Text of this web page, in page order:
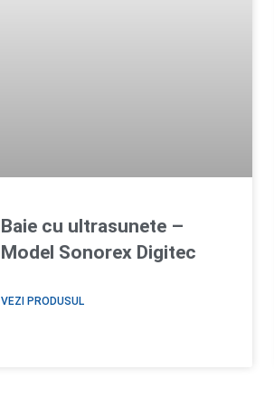
Baie cu ultrasunete –
Model Sonorex Digitec
VEZI PRODUSUL